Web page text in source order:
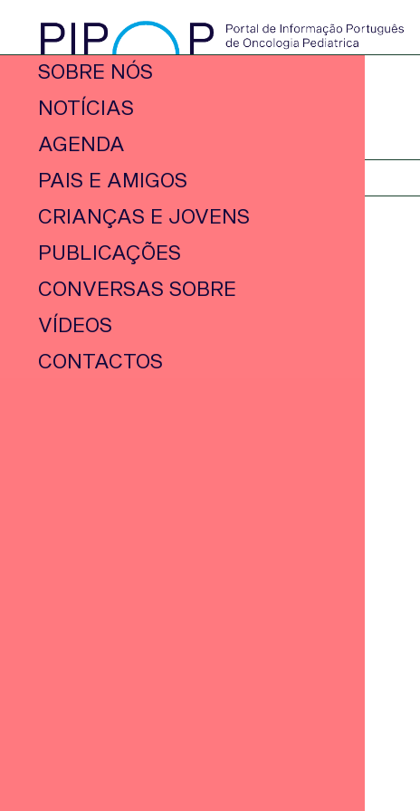
SOBRE NÓS
NOTÍCIAS
AGENDA
PAIS E AMIGOS
CRIANÇAS E JOVENS
PUBLICAÇÕES
CONVERSAS SOBRE
VÍDEOS
CONTACTOS